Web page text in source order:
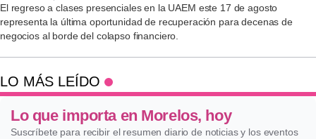
El regreso a clases presenciales en la UAEM este 17 de agosto
representa la última oportunidad de recuperación para decenas de
negocios al borde del colapso financiero.
LO MÁS LEÍDO
Lo que importa en Morelos, hoy
Suscríbete para recibir el resumen diario de noticias y los eventos